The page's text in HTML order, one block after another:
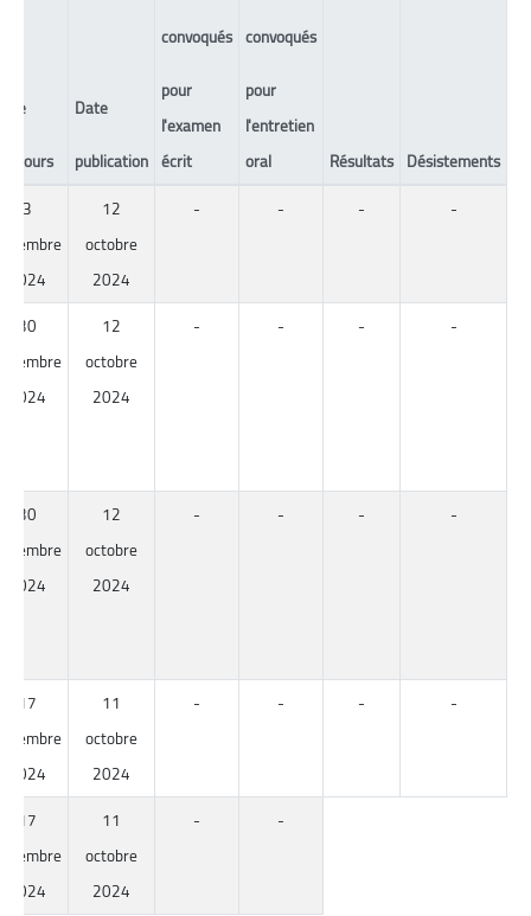
Date
publication
convoqués
pour
l'examen
écrit
convoqués
pour
l'entretien
oral
Résultats Désistements
3
2024
12
octobre
2024
- - - -
30
2024
12
octobre
2024
- - - -
30
2024
12
octobre
2024
- - - -
17
2024
11
octobre
2024
- - - -
17
2024
11
octobre
2024
- -